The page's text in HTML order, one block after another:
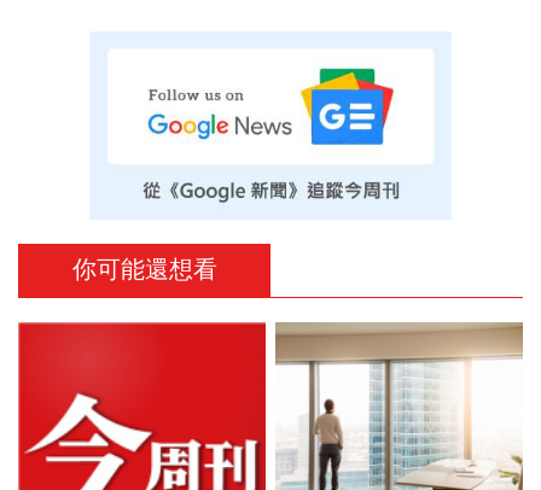
你可能還想看